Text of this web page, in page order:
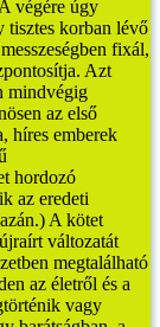
A végére úgy
tisztes korban lévő
fixál,
Azt
mindvégig
az első
híres emberek
hordozó
az eredeti
A kötet
változatát
megtalálható
az életről és a
vagy